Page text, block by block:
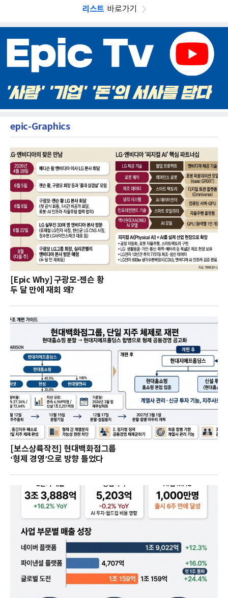
리스트 바로가기
epic-Graphics
[Epic Why] 구광모-젠슨 황
두 달 만에 재회 왜?
[보스상륙작전] 현대백화점그룹
‘형제 경영’으로 방향 틀었다